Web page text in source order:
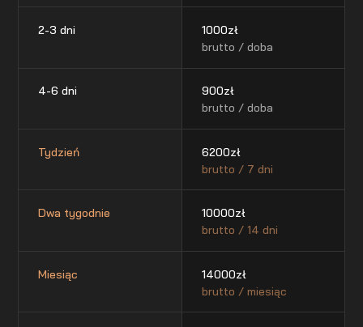
2-3 dni 1000zł
brutto / doba
4-6 dni 900zł
brutto / doba
Tydzień 6200zł
brutto / 7 dni
Dwa tygodnie 10000zł
brutto / 14 dni
Miesiąc 14000zł
brutto / miesiąc